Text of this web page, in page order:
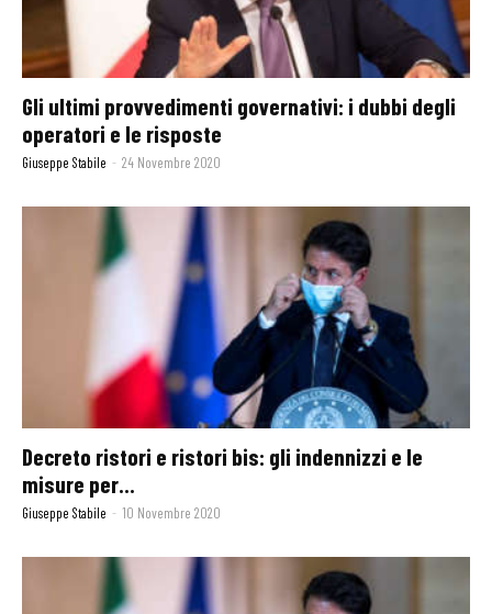
Gli ultimi provvedimenti governativi: i dubbi degli
operatori e le risposte
Giuseppe Stabile - 24 Novembre 2020
Decreto ristori e ristori bis: gli indennizzi e le
misure per...
Giuseppe Stabile - 10 Novembre 2020